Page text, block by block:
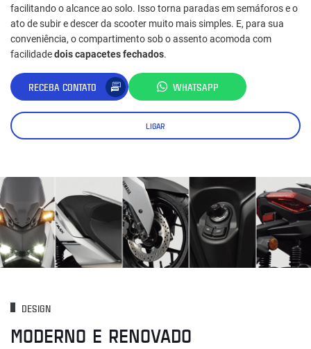
facilitando o alcance ao solo. Isso torna paradas em semáforos e o
ato de subir e descer da scooter muito mais simples. E, para sua
conveniência, o compartimento sob o assento acomoda com
facilidadedois capacetes fechados.
RECEBA CONTATO WHATSAPP
LIGAR
DESIGN
MODERNO E RENOVADO